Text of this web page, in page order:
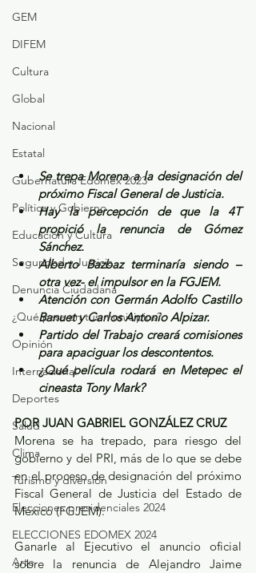
GEM
DIFEM
Cultura
Global
Nacional
Estatal
Gubernatura Edoméx 2023
Política y Gobierno
Educación y Cultura
Seguridad y Justicia
Denuncia Ciudadana
¿Qué pasa en tus municipios?
Opinión
Internacional
Deportes
Salud
Clima
Turismo y diversión
Elecciones presidenciales 2024
ELECCIONES EDOMEX 2024
Arte
Se trepa Morena a la designación del
próximo Fiscal General de Justicia.
Hay la percepción de que la 4T
propició la renuncia de Gómez
Sánchez.
Alberto Bazbaz terminaría siendo –
otra vez- el impulsor en la FGJEM.
Atención con Germán Adolfo Castillo
Banuet y Carlos Antonio Alpizar.
Partido del Trabajo creará comisiones
para apaciguar los descontentos.
¿Qué película rodará en Metepec el
cineasta Tony Mark?
POR JUAN GABRIEL GONZÁLEZ CRUZ
Morena se ha trepado, para riesgo del
gobierno y del PRI, más de lo que se debe
en el proceso de designación del próximo
Fiscal General de Justicia del Estado de
México (FGJEM).
Ganarle al Ejecutivo el anuncio oficial
sobre la renuncia de Alejandro Jaime